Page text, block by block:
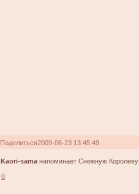
Поделиться2009-06-23 13:45:49
Kaori-sama напоминает Снежную
0